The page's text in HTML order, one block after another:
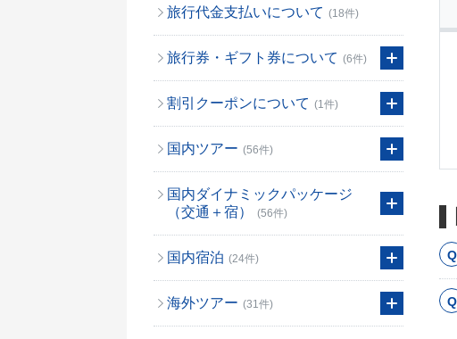
旅行代金支払いについて (18件)
旅行券・ギフト券について (6件)
割引クーポンについて (1件)
国内ツアー (56件)
国内ダイナミックパッケージ
（交通＋宿）
(56件)
国内宿泊 (24件)
海外ツアー (31件)